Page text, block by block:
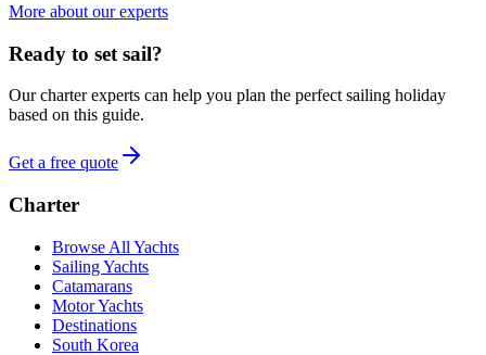
More about our experts
Ready to set sail?
Our charter experts can help you plan the perfect sailing holiday
based on this guide.
Get a free quote
Charter
Browse All Yachts
Sailing Yachts
Catamarans
Motor Yachts
Destinations
South Korea